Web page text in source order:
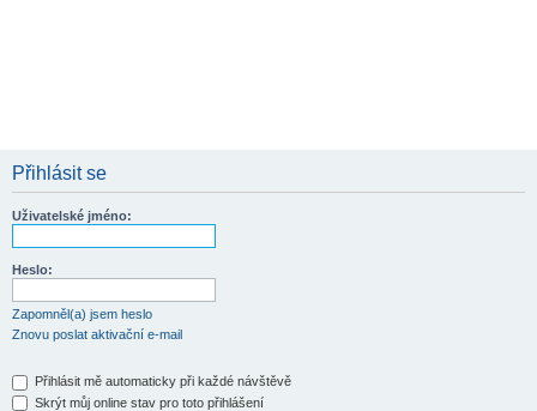
Přihlásit se
Uživatelské jméno:
Heslo:
Zapomněl(a) jsem heslo
Znovu poslat aktivační e-mail
Přihlásit mě automaticky při každé návštěvě
Skrýt můj online stav pro toto přihlášení